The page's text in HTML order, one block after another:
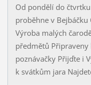
Od pondělí do
proběhne v
Výroba malých
předmětů
poznávačky Přijďte i
k svátkům jara